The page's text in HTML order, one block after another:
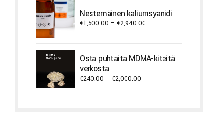
Nestemäinen kaliumsyanidi
€1,500.00 – €2,940.00
through
€2,940.00
Osta puhtaita MDMA-kiteitä
verkosta
€240.00 – €2,000.00